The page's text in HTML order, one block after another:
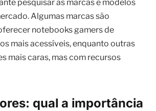
pesquisar as marcas e modelos
Algumas marcas são
notebooks gamers de
mais acessíveis, enquanto outras
mais caras, mas com recursos
qual a importância